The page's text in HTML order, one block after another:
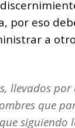
por eso
a
llevados
que
siguiendo